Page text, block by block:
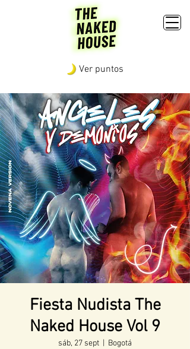
Ver puntos
Fiesta Nudista The
Naked House Vol 9
sáb, 27 sept Bogotá